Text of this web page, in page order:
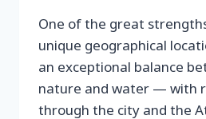
One of the great
unique geographical
an exceptional balance
nature and water — with
through the city and the